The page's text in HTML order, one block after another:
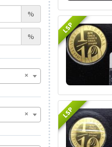
%
%
LSP
LSP